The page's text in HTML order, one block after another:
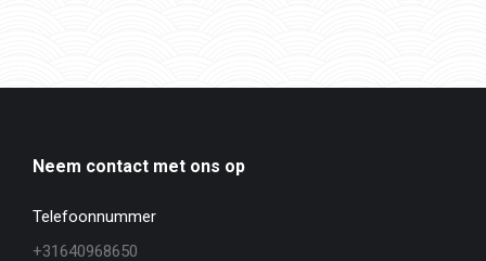
Neem contact met ons op
Telefoonnummer
+31640968650